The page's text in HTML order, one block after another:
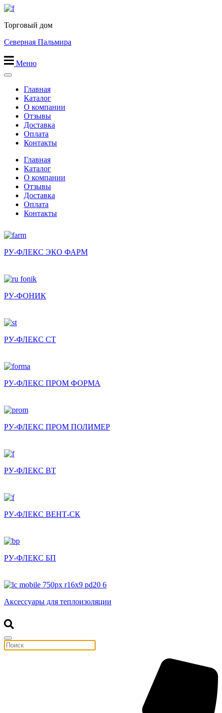
Перейти
содержимому
Торговый дом
Северная Пальмира
Меню
Главная
Каталог
О компании
Отзывы
Доставка
Оплата
Контакты
Главная
Каталог
О компании
Отзывы
Доставка
Оплата
Контакты
РУ-ФЛЕКС ЭКО ФАРМ
РУ-ФОНИК
РУ-ФЛЕКС СТ
РУ-ФЛЕКС ПРОМ ФОРМА
РУ-ФЛЕКС ПРОМ ПОЛИМЕР
РУ-ФЛЕКС ВТ
РУ-ФЛЕКС ВЕНТ-СК
РУ-ФЛЕКС БП
Аксессуары для теплоизоляции